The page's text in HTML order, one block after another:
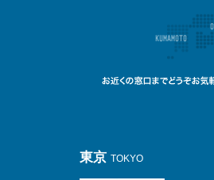
東京 TOKYO